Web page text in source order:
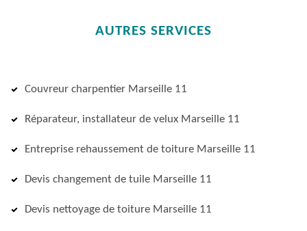
AUTRES SERVICES
Couvreur charpentier Marseille 11
Réparateur, installateur de velux Marseille 11
Entreprise rehaussement de toiture Marseille 11
Devis changement de tuile Marseille 11
Devis nettoyage de toiture Marseille 11